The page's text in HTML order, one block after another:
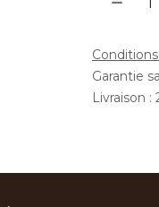
Garantie
Livraison :